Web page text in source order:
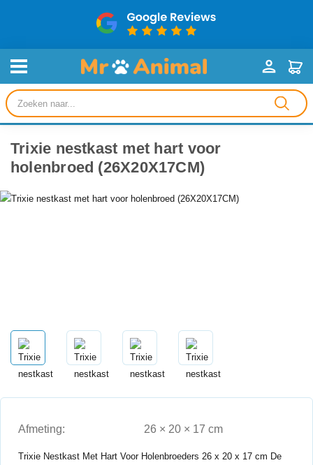
Producten
zoeken
Trixie nestkast met hart voor
holenbroed (26X20X17CM)
Afmeting: 26 × 20 × 17 cm
Trixie Nestkast Met Hart Voor Holenbroeders 26 x 20 x 17 cm De